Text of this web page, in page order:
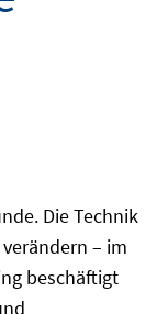
Die Technik
– im
beschäftigt